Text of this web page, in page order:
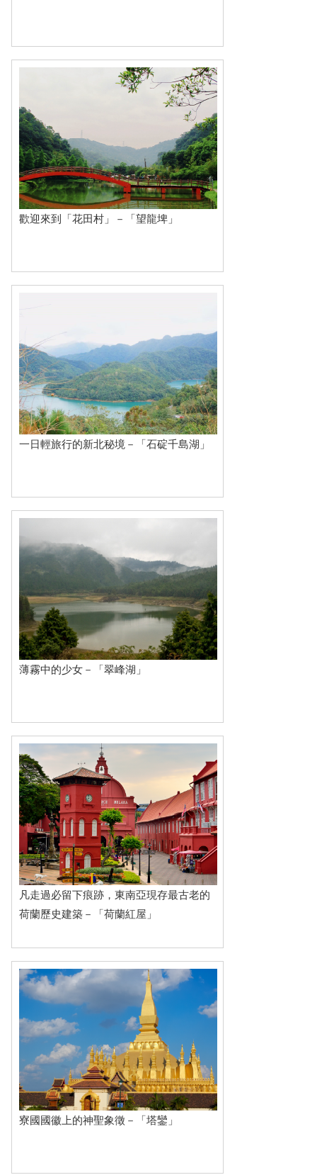
歡迎來到「花田村」－「望龍埤」
一日輕旅行的新北秘境－「石碇千島湖」
薄霧中的少女－「翠峰湖」
凡走過必留下痕跡，東南亞現存最古老的
荷蘭歷史建築－「荷蘭紅屋」
寮國國徽上的神聖象徵－「塔鑾」